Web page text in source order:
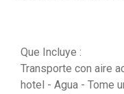
Que Incluye :
Transporte con aire
hotel - Agua - Tome